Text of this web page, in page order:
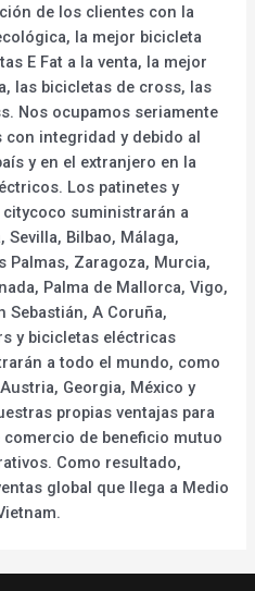
de los clientes con la
la mejor bicicleta
E Fat a la venta, la mejor
las bicicletas de cross, las
Nos ocupamos seriamente
integridad y debido al
y en el extranjero en la
Los patinetes y
suministrarán a
Sevilla, Bilbao, Málaga,
Palmas, Zaragoza, Murcia,
Palma de Mallorca, Vigo,
Sebastián, A Coruña,
y bicicletas eléctricas
a todo el mundo, como
Georgia, México y
propias ventajas para
de beneficio mutuo
Como resultado,
global que llega a Medio